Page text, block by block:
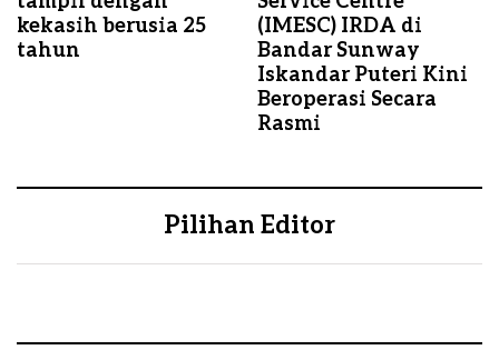
kekasih berusia 25
tahun
(IMESC) IRDA di
Bandar Sunway
Iskandar Puteri Kini
Beroperasi Secara
Rasmi
Pilihan Editor